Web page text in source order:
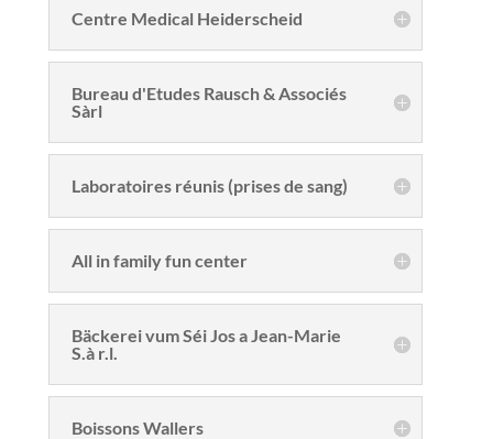
Centre Medical Heiderscheid
Bureau d'Etudes Rausch & Associés
Sàrl
Laboratoires réunis (prises de sang)
All in family fun center
Bäckerei vum Séi Jos a Jean-Marie
S.à r.l.
Boissons Wallers